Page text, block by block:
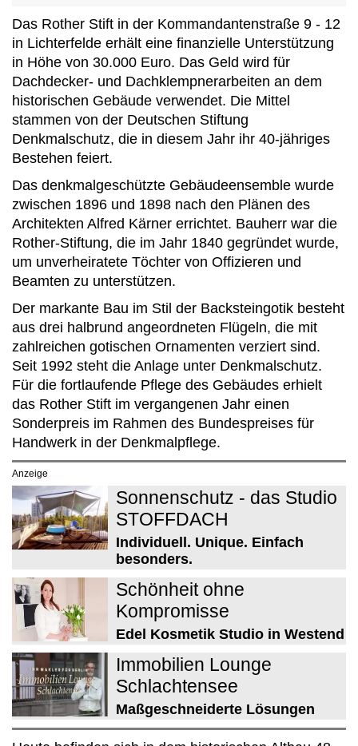
Das Rother Stift in der Kommandantenstraße 9 - 12
in Lichterfelde erhält eine finanzielle Unterstützung
in Höhe von 30.000 Euro. Das Geld wird für
Dachdecker- und Dachklempnerarbeiten an dem
historischen Gebäude verwendet. Die Mittel
stammen von der Deutschen Stiftung
Denkmalschutz, die in diesem Jahr ihr 40-jähriges
Bestehen feiert.
Das denkmalgeschützte Gebäudeensemble wurde
zwischen 1896 und 1898 nach den Plänen des
Architekten Alfred Kärner errichtet. Bauherr war die
Rother-Stiftung, die im Jahr 1840 gegründet wurde,
um unverheiratete Töchter von Offizieren und
Beamten zu unterstützen.
Der markante Bau im Stil der Backsteingotik besteht
aus drei halbrund angeordneten Flügeln, die mit
zahlreichen gotischen Ornamenten verziert sind.
Seit 1992 steht die Anlage unter Denkmalschutz.
Für die fortlaufende Pflege des Gebäudes erhielt
das Rother Stift im vergangenen Jahr einen
Sonderpreis im Rahmen des Bundespreises für
Handwerk in der Denkmalpflege.
Anzeige
Sonnenschutz - das Studio
STOFFDACH
Individuell. Unique. Einfach
besonders.
Schönheit ohne
Kompromisse
Edel Kosmetik Studio in Westend
Immobilien Lounge
Schlachtensee
Maßgeschneiderte Lösungen